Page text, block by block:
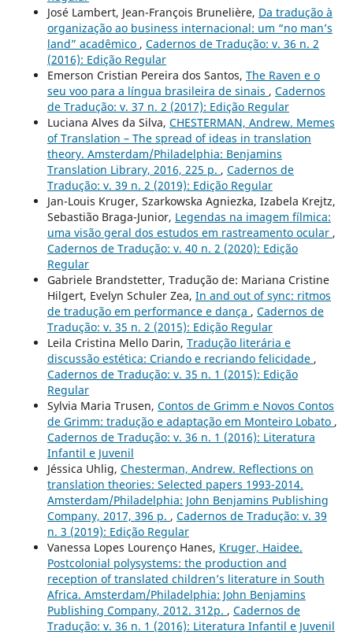
José Lambert, Jean-François Brunelière, Da tradução à
organização ao business internacional: um “no man’s
land” acadêmico , Cadernos de Tradução: v. 36 n. 2
(2016): Edição Regular
Emerson Cristian Pereira dos Santos, The Raven e o
seu voo para a língua brasileira de sinais , Cadernos
de Tradução: v. 37 n. 2 (2017): Edição Regular
Luciana Alves da Silva, CHESTERMAN, Andrew. Memes
of Translation – The spread of ideas in translation
theory. Amsterdam/Philadelphia: Benjamins
Translation Library, 2016, 225 p. , Cadernos de
Tradução: v. 39 n. 2 (2019): Edição Regular
Jan-Louis Kruger, Szarkowska Agniezka, Izabela Krejtz,
Sebastião Braga-Junior, Legendas na imagem fílmica:
uma visão geral dos estudos em rastreamento ocular ,
Cadernos de Tradução: v. 40 n. 2 (2020): Edição
Regular
Gabriele Brandstetter, Tradução de: Mariana Cristine
Hilgert, Evelyn Schuler Zea, In and out of sync: ritmos
de tradução em performance e dança , Cadernos de
Tradução: v. 35 n. 2 (2015): Edição Regular
Leila Cristina Mello Darin, Tradução literária e
discussão estética: Criando e recriando felicidade ,
Cadernos de Tradução: v. 35 n. 1 (2015): Edição
Regular
Sylvia Maria Trusen, Contos de Grimm e Novos Contos
de Grimm: tradução e adaptação em Monteiro Lobato ,
Cadernos de Tradução: v. 36 n. 1 (2016): Literatura
Infantil e Juvenil
Jéssica Uhlig, Chesterman, Andrew. Reflections on
translation theories: Selected papers 1993-2014.
Amsterdam/Philadelphia: John Benjamins Publishing
Company, 2017, 396 p. , Cadernos de Tradução: v. 39
n. 3 (2019): Edição Regular
Vanessa Lopes Lourenço Hanes, Kruger, Haidee.
Postcolonial polysystems: the production and
reception of translated children’s literature in South
Africa. Amsterdam/Philadelphia: John Benjamins
Publishing Company, 2012. 312p. , Cadernos de
Tradução: v. 36 n. 1 (2016): Literatura Infantil e Juvenil